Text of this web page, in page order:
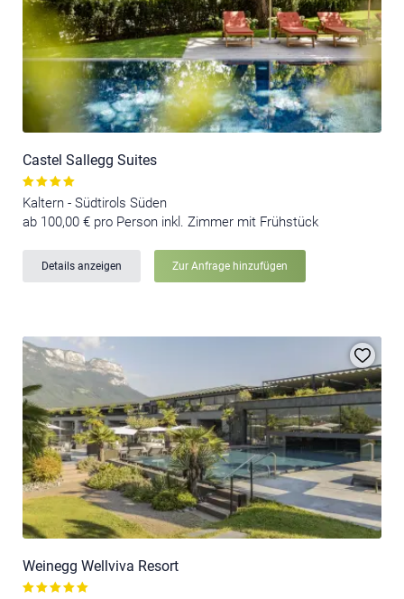
Castel Sallegg Suites
Kaltern - Südtirols Süden
ab 100,00 € pro Person inkl. Zimmer mit Frühstück
Details anzeigen Zur Anfrage hinzufügen
Weinegg Wellviva Resort